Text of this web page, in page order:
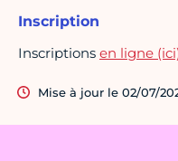
Inscription
Inscriptions en ligne
Mise à jour le 02/07/